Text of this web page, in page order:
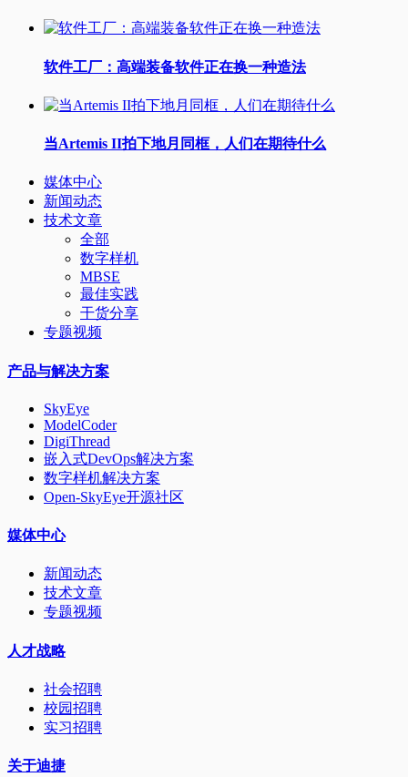
软件工厂：高端装备软件正在换一种造法
当Artemis II拍下地月同框，人们在期待什么
媒体中心
新闻动态
技术文章
全部
数字样机
MBSE
最佳实践
干货分享
专题视频
产品与解决方案
SkyEye
ModelCoder
DigiThread
嵌入式DevOps解决方案
数字样机解决方案
Open-SkyEye开源社区
媒体中心
新闻动态
技术文章
专题视频
人才战略
社会招聘
校园招聘
实习招聘
关于迪捷